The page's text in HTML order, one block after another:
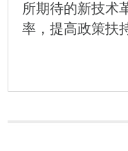
所期待的新技术
率，提高政策扶